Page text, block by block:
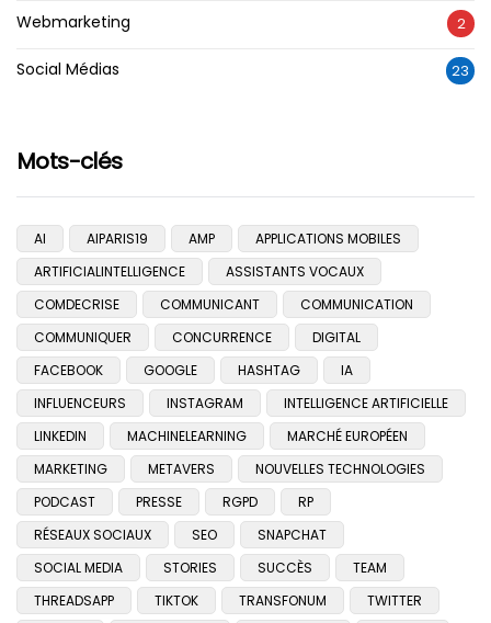
Webmarketing 2
Social Médias 23
Mots-clés
AI AIPARIS19 AMP
APPLICATIONS MOBILES
ARTIFICIALINTELLIGENCE
ASSISTANTS VOCAUX
COMDECRISE
COMMUNICANT
COMMUNICATION
COMMUNIQUER
CONCURRENCE
DIGITAL
FACEBOOK
GOOGLE HASHTAG
IA
INFLUENCEURS
INSTAGRAM
INTELLIGENCE ARTIFICIELLE
LINKEDIN
MACHINELEARNING
MARCHÉ EUROPÉEN
MARKETING
METAVERS
NOUVELLES TECHNOLOGIES
PODCAST
PRESSE RGPD
RP
RÉSEAUX SOCIAUX
SEO
SNAPCHAT
SOCIAL MEDIA
STORIES SUCCÈS
TEAM
THREADSAPP
TIKTOK TRANSFONUM
TWITTER